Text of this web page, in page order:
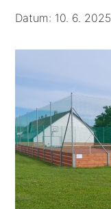
Datum: 10. 6. 2025